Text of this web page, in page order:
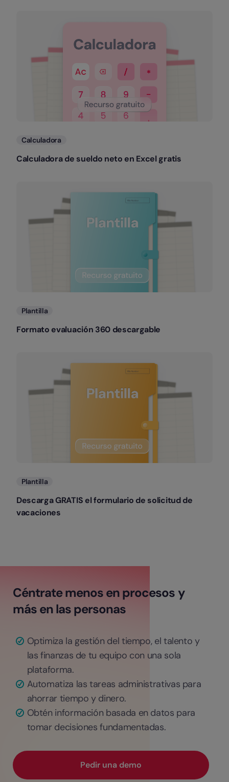
Calculadora
Calculadora de sueldo neto en Excel gratis
Plantilla
Formato evaluación 360 descargable
Plantilla
Descarga GRATIS el formulario de solicitud de
vacaciones
Céntrate menos en procesos y
más en las personas
Optimiza la gestión del tiempo, el talento y
las finanzas de tu equipo con una sola
plataforma.
Automatiza las tareas administrativas para
ahorrar tiempo y dinero.
Obtén información basada en datos para
tomar decisiones fundamentadas.
Pedir una demo